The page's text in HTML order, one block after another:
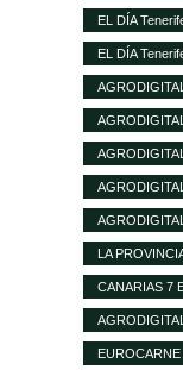
Argentina
EL DÍA
quesería
EL DÍA
estado a
16 de enero
seguridad
cabritos
LA
Valsequillo en
CANARIAS 7
la lengua azul
terneros